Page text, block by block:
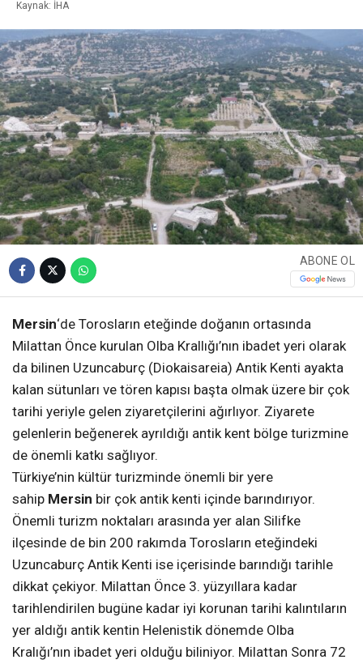
Kaynak: İHA
ABONE OL
Mersin‘de Torosların eteğinde doğanın ortasında
Milattan Önce kurulan Olba Krallığı’nın ibadet yeri olarak
da bilinen Uzuncaburç (Diokaisareia) Antik Kenti ayakta
kalan sütunları ve tören kapısı başta olmak üzere bir çok
tarihi yeriyle gelen ziyaretçilerini ağırlıyor. Ziyarete
gelenlerin beğenerek ayrıldığı antik kent bölge turizmine
de önemli katkı sağlıyor.
Türkiye’nin kültür turizminde önemli bir yere
sahip Mersin bir çok antik kenti içinde barındırıyor.
Önemli turizm noktaları arasında yer alan Silifke
ilçesinde de bin 200 rakımda Torosların eteğindeki
Uzuncaburç Antik Kenti ise içerisinde barındığı tarihle
dikkat çekiyor. Milattan Önce 3. yüzyıllara kadar
tarihlendirilen bugüne kadar iyi korunan tarihi kalıntıların
yer aldığı antik kentin Helenistik dönemde Olba
Kralığı’nın ibadet yeri olduğu biliniyor. Milattan Sonra 72